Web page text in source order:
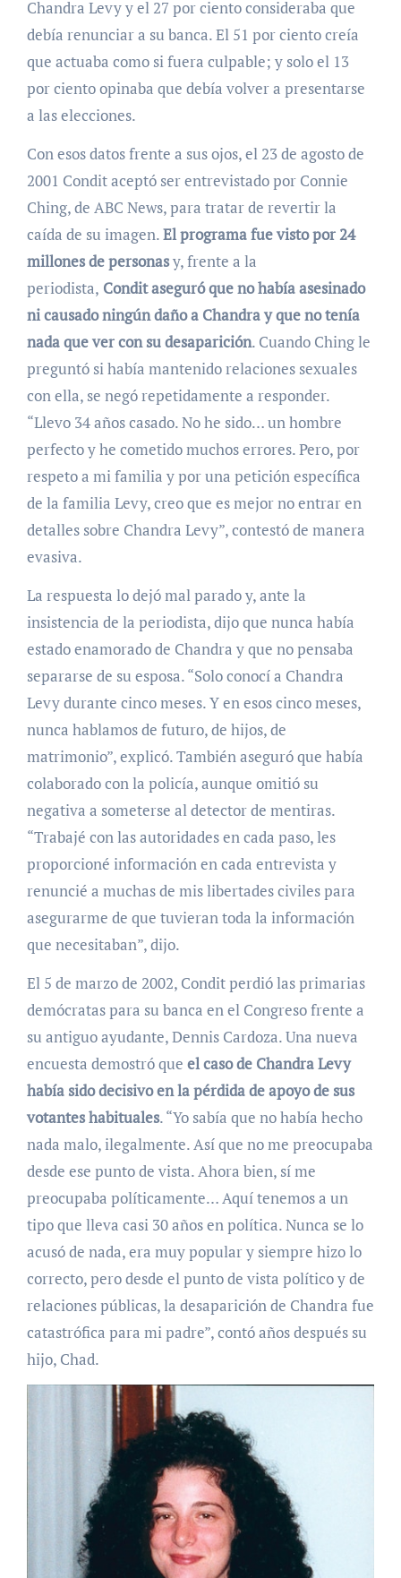
Chandra Levy y el 27 por ciento consideraba que
debía renunciar a su banca. El 51 por ciento creía
que actuaba como si fuera culpable; y solo el 13
por ciento opinaba que debía volver a presentarse
a las elecciones.
Con esos datos frente a sus ojos, el 23 de agosto de
2001 Condit aceptó ser entrevistado por Connie
Ching, de ABC News, para tratar de revertir la
caída de su imagen.El programa fue visto por 24
millones de personasy, frente a la
periodista, Condit aseguró que no había asesinado
ni causado ningún daño a Chandra y que no tenía
nada que ver con su desaparición. Cuando Ching le
preguntó si había mantenido relaciones sexuales
con ella, se negó repetidamente a responder.
“Llevo 34 años casado. No he sido… un hombre
perfecto y he cometido muchos errores. Pero, por
respeto a mi familia y por una petición específica
de la familia Levy, creo que es mejor no entrar en
detalles sobre Chandra Levy”, contestó de manera
evasiva.
La respuesta lo dejó mal parado y, ante la
insistencia de la periodista, dijo que nunca había
estado enamorado de Chandra y que no pensaba
separarse de su esposa. “Solo conocí a Chandra
Levy durante cinco meses. Y en esos cinco meses,
nunca hablamos de futuro, de hijos, de
matrimonio”, explicó. También aseguró que había
colaborado con la policía, aunque omitió su
negativa a someterse al detector de mentiras.
“Trabajé con las autoridades en cada paso, les
proporcioné información en cada entrevista y
renuncié a muchas de mis libertades civiles para
asegurarme de que tuvieran toda la información
que necesitaban”, dijo.
El 5 de marzo de 2002, Condit perdió las primarias
demócratas para su banca en el Congreso frente a
su antiguo ayudante, Dennis Cardoza. Una nueva
encuesta demostró que el caso de Chandra Levy
había sido decisivo en la pérdida de apoyo de sus
votantes habituales. “Yo sabía que no había hecho
nada malo, ilegalmente. Así que no me preocupaba
desde ese punto de vista. Ahora bien, sí me
preocupaba políticamente… Aquí tenemos a un
tipo que lleva casi 30 años en política. Nunca se lo
acusó de nada, era muy popular y siempre hizo lo
correcto, pero desde el punto de vista político y de
relaciones públicas, la desaparición de Chandra fue
catastrófica para mi padre”, contó años después su
hijo, Chad.